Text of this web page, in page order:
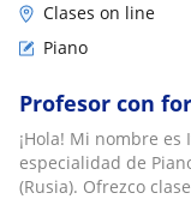
Clases on line
Piano
Profesor con
¡Hola! Mi nombre
especialidad de
(Rusia). Ofrezco